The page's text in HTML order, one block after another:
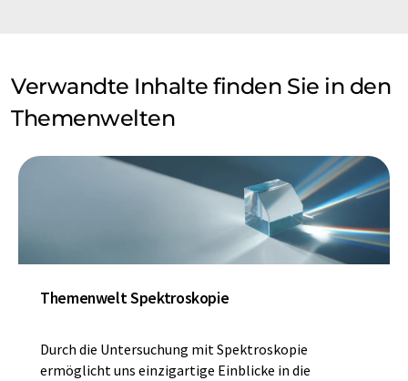
Verwandte Inhalte finden Sie in den
Themenwelten
Themenwelt Spektroskopie
Durch die Untersuchung mit Spektroskopie
ermöglicht uns einzigartige Einblicke in die